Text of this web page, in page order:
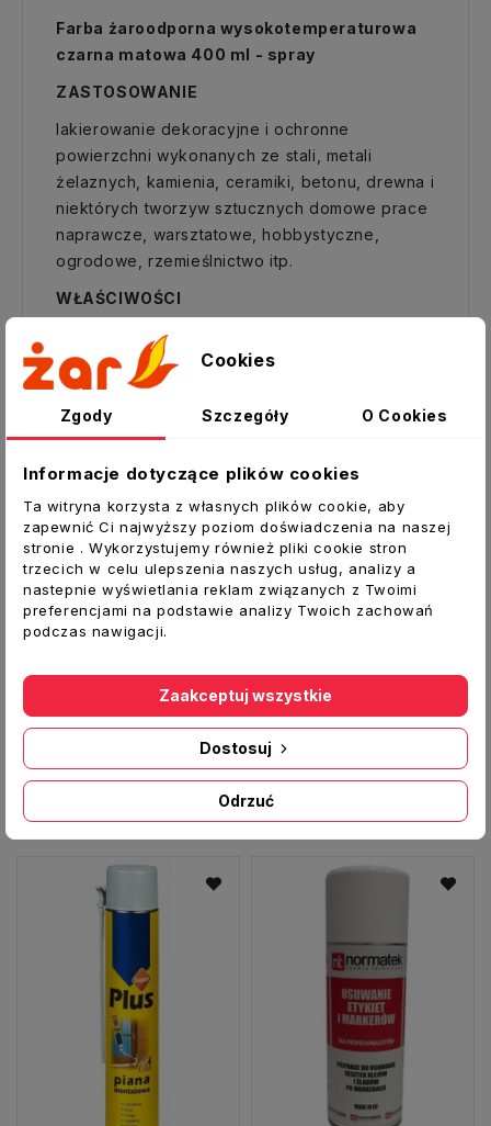
Farba żaroodporna wysokotemperaturowa
czarna matowa 400 ml - spray
ZASTOSOWANIE
lakierowanie dekoracyjne i ochronne
powierzchni wykonanych ze stali, metali
żelaznych, kamienia, ceramiki, betonu, drewna i
niektórych tworzyw sztucznych domowe prace
naprawcze, warsztatowe, hobbystyczne,
ogrodowe, rzemieślnictwo itp.
WŁAŚCIWOŚCI
do wymalowań na zewnątrz i wewnątrz
obiektów krótki czas schnięcia wysoka
odporność na UV i opady kapturek puszki
identyfikuje przybliżony kolor lakieru (służy
wyłącznie celom poglądowym) długi okres
przydatności do użycia szeroka gama
PODŁOŻA
Rodzaje powierzchni stal, metale żelazne i ich
stopy, żeliwo, kamień, ceramika budowlana,
szkło i tym podobne powierzchnie szkliwione,
drewnopochodne, wybrane tworzywa sztuczne
Inne produkty w tej kategorii:
Cookies
Zgody Szczegóły O Cookies
Informacje dotyczące plików cookies
Ta witryna korzysta z własnych plików cookie, aby
zapewnić Ci najwyższy poziom doświadczenia na naszej
stronie . Wykorzystujemy również pliki cookie stron
trzecich w celu ulepszenia naszych usług, analizy a
nastepnie wyświetlania reklam związanych z Twoimi
preferencjami na podstawie analizy Twoich zachowań
podczas nawigacji.
Odrzuć
Dostosuj
Zaakceptuj wszystkie